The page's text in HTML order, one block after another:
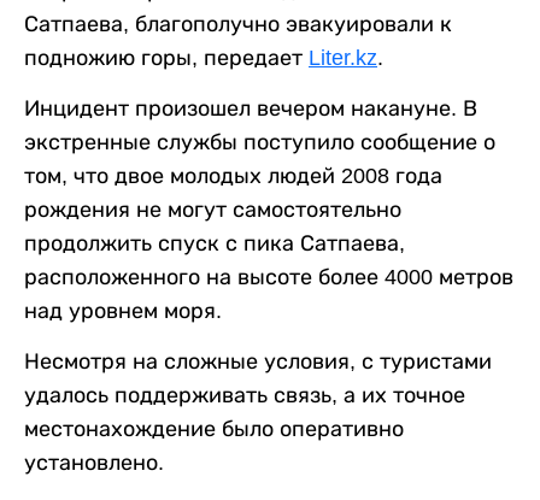
Сатпаева, благополучно эвакуировали к
подножию горы, передает Liter.kz.
Инцидент произошел вечером накануне. В
экстренные службы поступило сообщение о
том, что двое молодых людей 2008 года
рождения не могут самостоятельно
продолжить спуск с пика Сатпаева,
расположенного на высоте более 4000 метров
над уровнем моря.
Несмотря на сложные условия, с туристами
удалось поддерживать связь, а их точное
местонахождение было оперативно
установлено.